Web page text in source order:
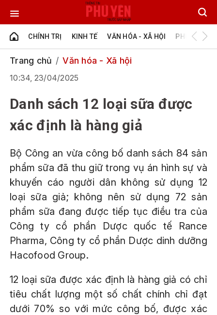
CHÍNH TRỊ KINH TẾ VĂN HÓA - XÃ HỘI PHÚ YÊN -
Trang chủ Văn hóa - Xã hội
10:34, 23/04/2025
Danh sách 12 loại sữa được
xác định là hàng giả
Bộ Công an vừa công bố danh sách 84 sản
phẩm sữa đã thu giữ trong vụ án hình sự và
khuyến cáo người dân không sử dụng 12
loại sữa giả; không nên sử dụng 72 sản
phẩm sữa đang được tiếp tục điều tra của
Công ty cổ phần Dược quốc tế Rance
Pharma, Công ty cổ phần Dược dinh dưỡng
Hacofood Group.
12 loại sữa được xác định là hàng giả có chỉ
tiêu chất lượng một số chất chính chỉ đạt
dưới 70% so với mức công bố, được xác